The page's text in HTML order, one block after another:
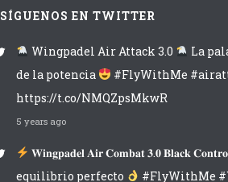
SÍGUENOS EN TWITTER
Wingpadel Air Attack 3.0
La
de la potencia
#FlyWithMe
https://t.co/NMQZpsMkwR
5 years ago
𝐖𝐢𝐧𝐠𝐩𝐚𝐝𝐞𝐥 𝐀𝐢𝐫 𝐂𝐨𝐦𝐛𝐚𝐭 𝟑.𝟎 𝐁𝐥𝐚𝐜𝐤
equilibrio perfecto
#FlyWithMe